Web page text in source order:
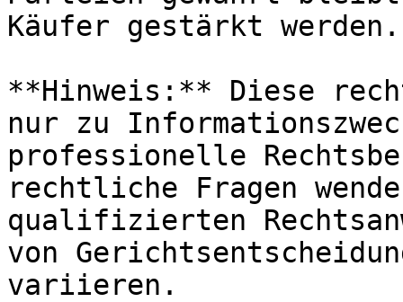
Käufer gestärkt werden.
**Hinweis:** Diese
nur zu
professionelle
rechtliche Fragen
qualifizierten
von
variieren.